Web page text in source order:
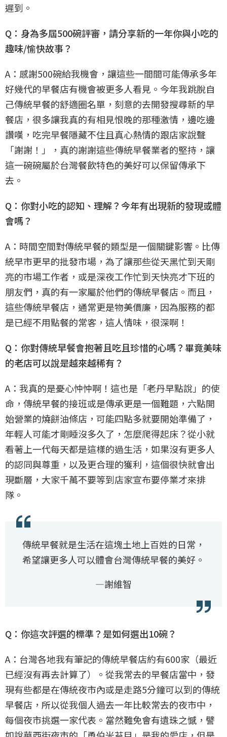
遲到。
Q：身為多屆500碗評審，請分享新的一年你與小吃的
趣味/愉快故事？
A：感謝500碗給我機會，讓這些一間間可能傳承多年
好幾代的早餐店有機會被更多人看見。今年我跳脫自
己傳統早餐的舒適圈名單，刻意的去開發搜尋新的早
餐店，很多讓我真的有相見恨晚的那種激情，邊吃邊
讚嘆，吃完早餐隱藏不住且真心熱情的跟店家說聲
「謝謝！」，真的謝謝這些傳統早餐業者的堅持，讓
這一碗碗屬於台灣餐飲特色的美好可以保留傳承下
去。
Q：你對小吃的認知、理解？今年有出現新的發現或體
會嗎？
A：時間空間對傳統早餐的類型是一個關鍵影響。比傳
統早市更早的批發市場，為了讓那些從天黑忙到天剛
亮的市場工作者，或是深夜工作忙到天快亮才下班的
朋友們，真的有一家屬於他們的傳統早餐店。而且，
這些傳統早餐店，通常更是物美價廉，因為服務的都
是已經不用點餐的常客，這人情味，很深啊！
Q：你對傳統早餐會抱著且吃且珍惜的心嗎？畢竟美味
的老店可以說是越來越稀有？
A：我真的是憂心忡忡啊！這也是「老丹早點說」的使
命，傳統早餐的接班或是傳承更是一個難題，六點開
始營業的燒餅油條店，可能四點多就要開始準備了，
年輕人可能才剛睡沒多久了，怎麼爬得起床？從小就
看著上一代每天都是這樣的過生活，如果沒有更多人
的認同與尊重，以及更合理的獲利，這個很快就會出
現斷層，大家千萬不要等到店家宣布要停業才來排
隊。
傳統早餐就是生活在這塊土地上百姓的日常，
希望讓更多人可以體會台灣傳統早餐的美好。
—謝維智
Q：你這次評選的標準？是如何選出10碗？
A：台灣各地我有筆記的傳統早餐店約有600家（最近
已經沒有再去計算了）。從我常去的早餐店當中，發
現有些都是在傳統夜市內或是走路5分鐘可以到的傳統
早餐店，所以從我個人過去一年比較常去的夜市中，
每個夜市挑選一家代表。當然難免會有遺珠之憾，譬